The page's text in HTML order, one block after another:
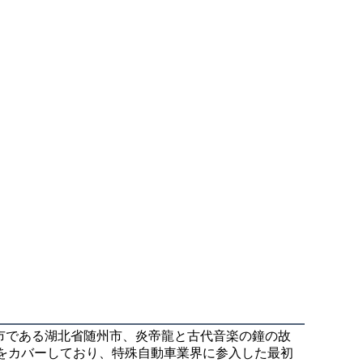
である湖北省随州市、炎帝龍と古代音楽の鐘の故
バーしており、特殊自動車業界に参入した最初